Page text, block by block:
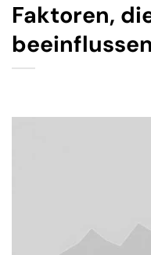
Faktoren,
beeinflussen